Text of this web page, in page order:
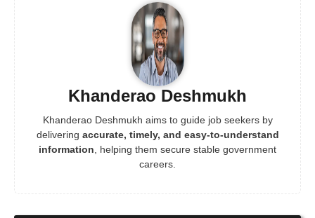
Khanderao Deshmukh
Khanderao Deshmukh aims to guide job seekers by
delivering accurate, timely, and easy-to-understand
information , helping them secure stable government
careers.